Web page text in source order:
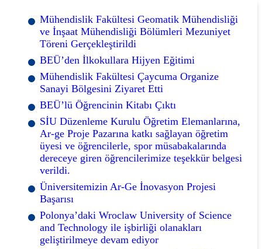
Mühendislik Fakültesi Geomatik Mühendisliği
ve İnşaat Mühendisliği Bölümleri Mezuniyet
Töreni Gerçekleştirildi
BEÜ’den İlkokullara Hijyen Eğitimi
Mühendislik Fakültesi Çaycuma Organize
Sanayi Bölgesini Ziyaret Etti
BEÜ’lü Öğrencinin Kitabı Çıktı
SİU Düzenleme Kurulu Öğretim Elemanlarına,
Ar-ge Proje Pazarına katkı sağlayan öğretim
üyesi ve öğrencilerle, spor müsabakalarında
dereceye giren öğrencilerimize teşekkür belgesi
verildi.
Üniversitemizin Ar-Ge İnovasyon Projesi
Başarısı
Polonya’daki Wroclaw University of Science
and Technology ile işbirliği olanakları
geliştirilmeye devam ediyor